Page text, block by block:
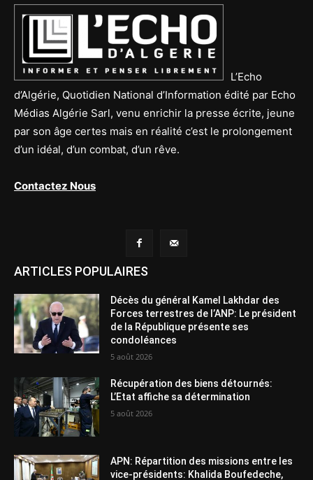
L’Echo
d’Algérie, Quotidien National d’Information édité par Echo
Médias Algérie Sarl, venu enrichir la presse écrite, jeune
par son âge certes mais en réalité c’est le prolongement
d’un idéal, d’un combat, d’un rêve.
Contactez Nous
ARTICLES POPULAIRES
Décès du général Kamel Lakhdar des
Forces terrestres de l’ANP: Le président
de la République présente ses
condoléances
5 août 2026
Récupération des biens détournés:
L’Etat affiche sa détermination
5 août 2026
APN: Répartition des missions entre les
vice-présidents: Khalida Boufedeche,